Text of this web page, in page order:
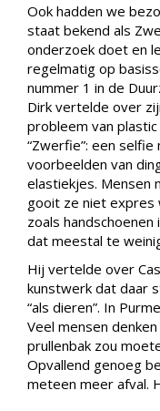
Ook hadden we
staat bekend als
onderzoek doet en
regelmatig op
nummer 1 in de
Dirk vertelde over
probleem van
“Zwerfie”: een
voorbeelden van
elastiekjes. Mensen
gooit ze niet expres
zoals
dat meestal te
Hij vertelde over
kunstwerk dat daar
“als dieren”. In
Veel mensen
prullenbak zou
Opvallend genoeg
meteen meer afval.